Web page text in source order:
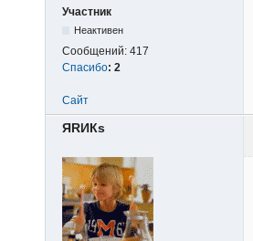
Участник
Неактивен
Сообщений: 417
Спасибо: 2
Сайт
ЯRИКs